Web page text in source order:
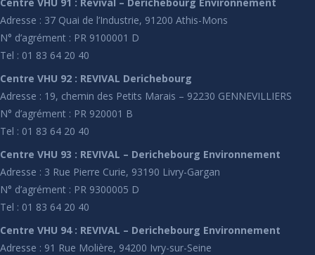
Adresse : 37 Quai de l’Industrie, 91200 Athis-Mons
N° d’agrément : PR 9100001 D
Tel : 01 83 64 20 40
Centre VHU 92 : REVIVAL Derichebourg
Adresse : 19, chemin des Petits Marais – 92230 GENNEVILLIERS
N° d’agrément : PR 920001 B
Tel : 01 83 64 20 40
Centre VHU 93 : REVIVAL – Derichebourg Environnement
Adresse : 3 Rue Pierre Curie, 93190 Livry-Gargan
N° d’agrément : PR 9300005 D
Tel : 01 83 64 20 40
Centre VHU 94 : REVIVAL – Derichebourg Environnement
Adresse : 91 Rue Molière, 94200 Ivry-sur-Seine